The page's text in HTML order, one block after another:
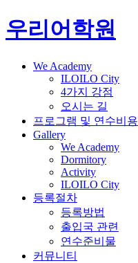
우리어학원
We Academy
ILOILO City
4가지 강점
오시는 길
프로그램 및 연수비용
Gallery
We Academy
Dormitory
Activity
ILOILO City
등록절차
등록방법
출입국 관련
연수준비물
커뮤니티